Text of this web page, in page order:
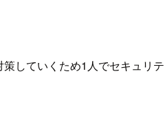
していくため1人でセキュ